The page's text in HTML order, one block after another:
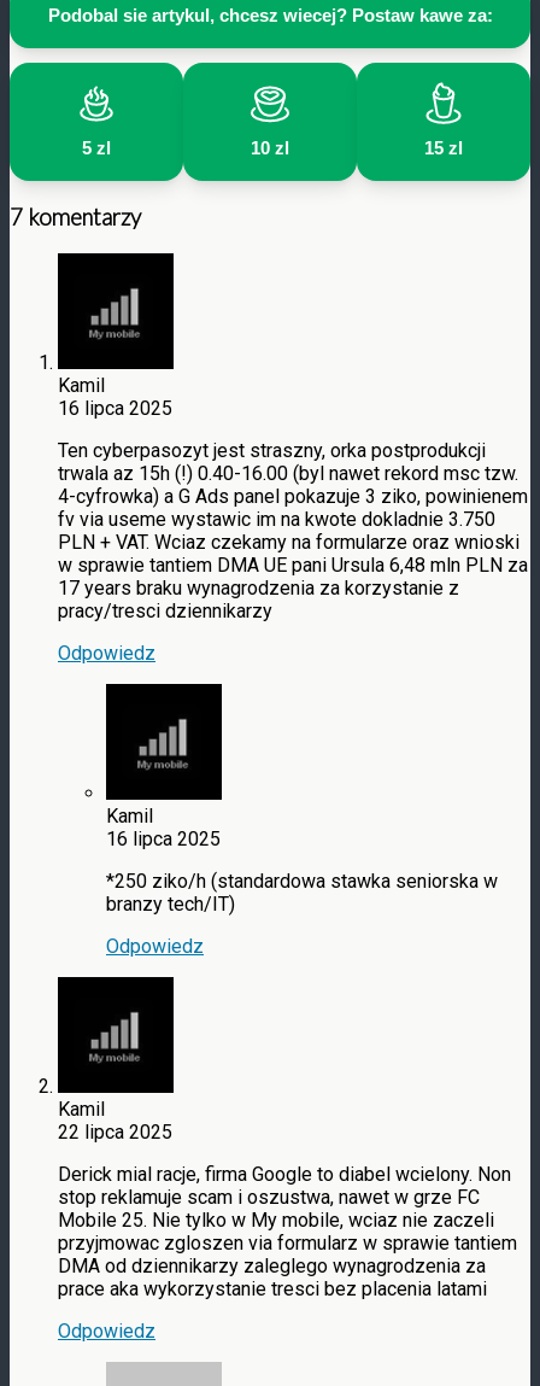
Podobal sie artykul, chcesz wiecej? Postaw kawe za:
5 zl 10 zl 15 zl
7 komentarzy
Kamil
16 lipca 2025
Ten cyberpasozyt jest straszny, orka postprodukcji
trwala az 15h (!) 0.40-16.00 (byl nawet rekord msc tzw.
4-cyfrowka) a G Ads panel pokazuje 3 ziko, powinienem
fv via useme wystawic im na kwote dokladnie 3.750
PLN + VAT. Wciaz czekamy na formularze oraz wnioski
w sprawie tantiem DMA UE pani Ursula 6,48 mln PLN za
17 years braku wynagrodzenia za korzystanie z
pracy/tresci dziennikarzy
Odpowiedz
Kamil
16 lipca 2025
*250 ziko/h (standardowa stawka seniorska w
branzy tech/IT)
Odpowiedz
Kamil
22 lipca 2025
Derick mial racje, firma Google to diabel wcielony. Non
stop reklamuje scam i oszustwa, nawet w grze FC
Mobile 25. Nie tylko w My mobile, wciaz nie zaczeli
przyjmowac zgloszen via formularz w sprawie tantiem
DMA od dziennikarzy zaleglego wynagrodzenia za
prace aka wykorzystanie tresci bez placenia latami
Odpowiedz